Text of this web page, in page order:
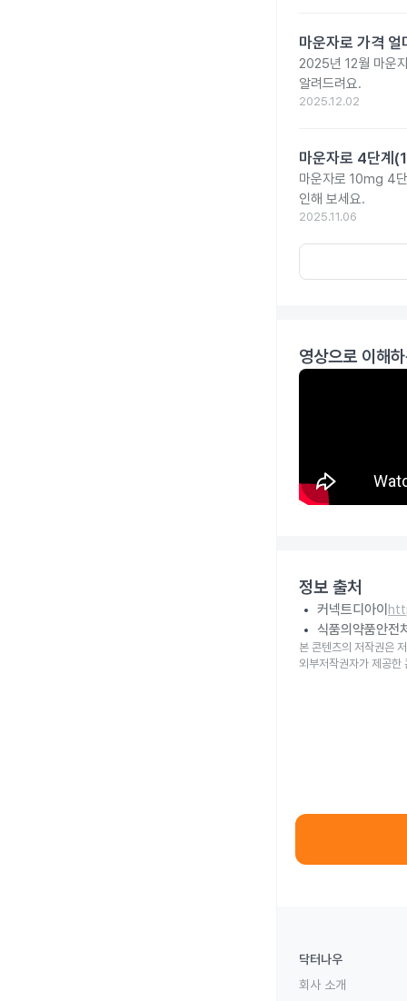
마운자로 가격
2025년 12월 마운
알려드려요.
2025.12.02
마운자로 4단계
마운자로 10mg 4
인해 보세요.
2025.11.06
영상으로 이해
정보 출처
커넥트디아이
식품의약품안전
본 콘텐츠의 저작권은
외부저작권자가 제공한
닥터나우
회사 소개